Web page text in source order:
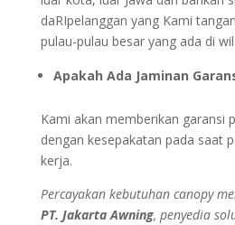
daRIpelanggan yang Kami
pulau-pulau besar yang ada di
Apakah Ada Jaminan
Kami akan memberikan garansi
dengan kesepakatan pada saat
kerja.
Percayakan kebutuhan canopy
PT. Jakarta Awning, penyedia